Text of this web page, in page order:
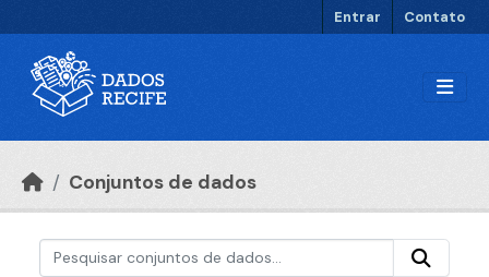
Entrar Contato
Conjuntos de dados